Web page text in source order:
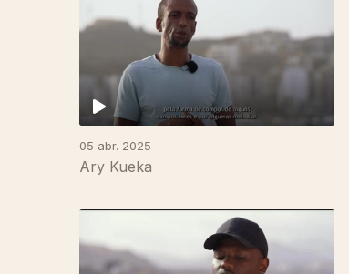
05 abr. 2025
Ary Kueka